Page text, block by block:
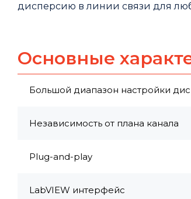
дисперсию в линии связи для
Основные
Большой диапазон настройки
Независимость от плана канала
Plug-and-play
LabVIEW интерфейс